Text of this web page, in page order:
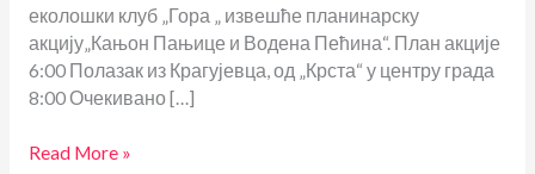
еколошки клуб „Гора „ извешће планинарску
акцију„Кањон Пањице и Водена Пећина“. План акције
6:00 Полазак из Крагујевца, од „Крста“ у центру града
8:00 Очекивано […]
Кањон
Read More »